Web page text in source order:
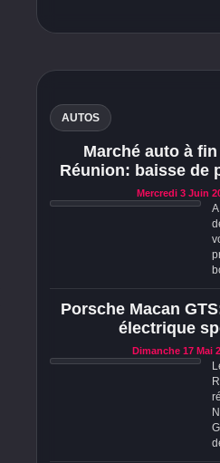
AUTOS
Marché auto à
Réunion: baisse de
Mercredi 3 Juin
Porsche Macan
électrique
Dimanche 17 Mai